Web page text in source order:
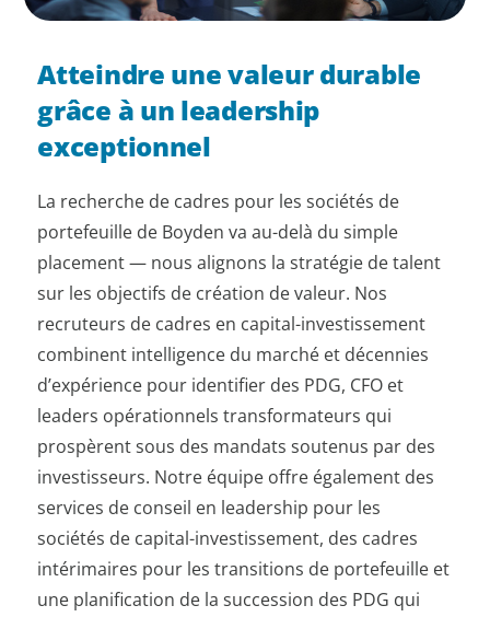
Atteindre une valeur durable
grâce à un leadership
exceptionnel
La recherche de cadres pour les sociétés de
portefeuille de Boyden va au-delà du simple
placement — nous alignons la stratégie de talent
sur les objectifs de création de valeur. Nos
recruteurs de cadres en capital-investissement
combinent intelligence du marché et décennies
d’expérience pour identifier des PDG, CFO et
leaders opérationnels transformateurs qui
prospèrent sous des mandats soutenus par des
investisseurs. Notre équipe offre également des
services de conseil en leadership pour les
sociétés de capital-investissement, des cadres
intérimaires pour les transitions de portefeuille et
une planification de la succession des PDG qui